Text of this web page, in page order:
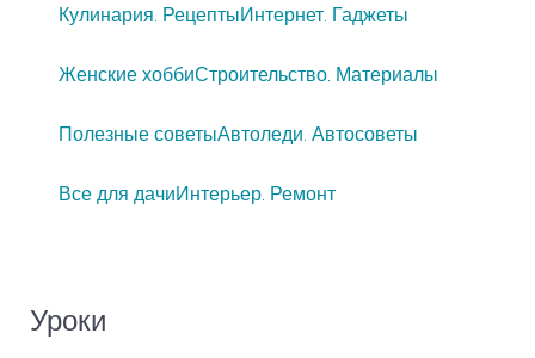
Кулинария. РецептыИнтернет. Гаджеты
Женские хоббиСтроительство. Материалы
Полезные советыАвтоледи. Автосоветы
Все для дачиИнтерьер. Ремонт
Уроки